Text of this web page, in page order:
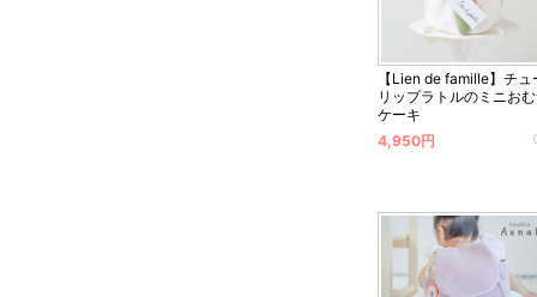
【Lien de famille】チュ
リップラトルのミニお
ケーキ
4,950円